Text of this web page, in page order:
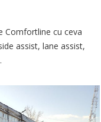
Comfortline cu ceva
assist, lane assist,